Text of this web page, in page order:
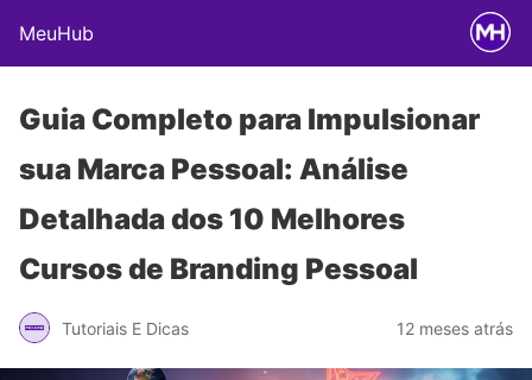
MeuHub
Guia Completo para Impulsionar
sua Marca Pessoal: Análise
Detalhada dos 10 Melhores
Cursos de Branding Pessoal
Tutoriais E Dicas 12 meses atrás